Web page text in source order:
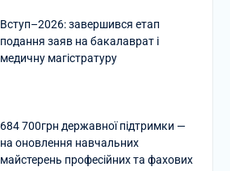
Вступ–2026: завершився етап
подання заяв на бакалаврат і
медичну магістратуру
684 700грн державної підтримки —
на оновлення навчальних
майстерень професійних та фахових